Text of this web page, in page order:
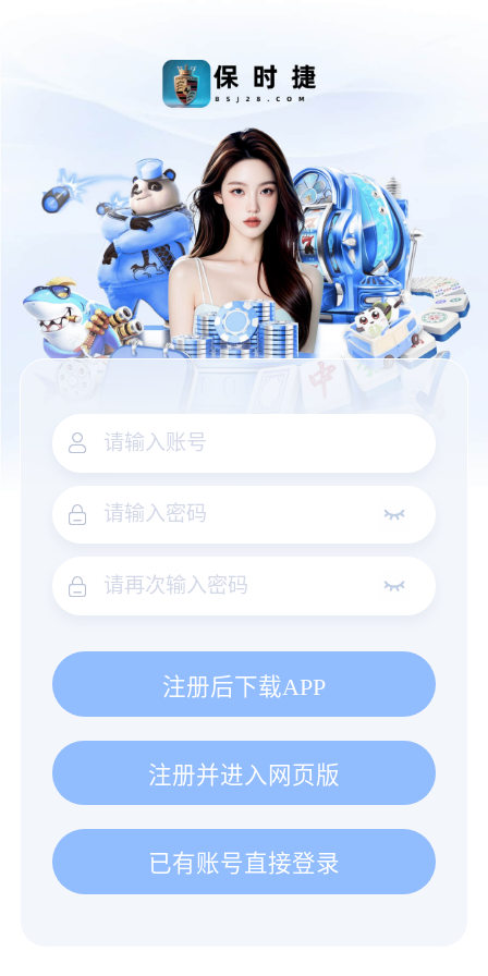
注册后下载APP
注册并进入网页版
已有账号直接登录